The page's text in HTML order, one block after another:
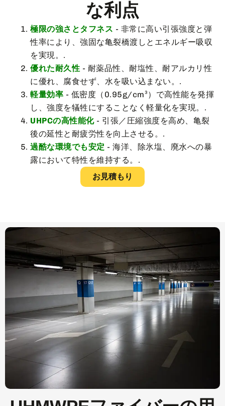
な利点
極限の強さとタフネス - 非常に高い引張強度と弾
性率により、強固な亀裂橋渡しとエネルギー吸収
を実現。.
優れた耐久性 - 耐薬品性、耐塩性、耐アルカリ性
に優れ、腐食せず、水を吸い込まない。.
軽量効率 - 低密度（0.95g/cm³）で高性能を発揮
し、強度を犠牲にすることなく軽量化を実現。.
UHPCの高性能化- 引張／圧縮強度を高め、亀裂
後の延性と耐疲労性を向上させる。.
過酷な環境でも安定 - 海洋、除氷塩、廃水への暴
露において特性を維持する。.
お見積もり